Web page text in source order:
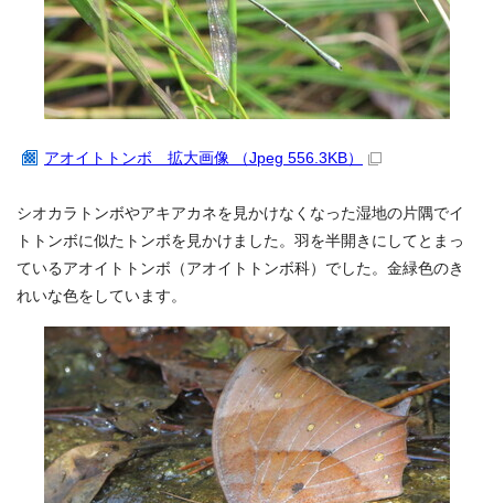
アオイトトンボ 拡大画像 （Jpeg 556.3KB）
シオカラトンボやアキアカネを見かけなくなった湿地の片隅でイ
トトンボに似たトンボを見かけました。羽を半開きにしてとまっ
ているアオイトトンボ（アオイトトンボ科）でした。金緑色のき
れいな色をしています。